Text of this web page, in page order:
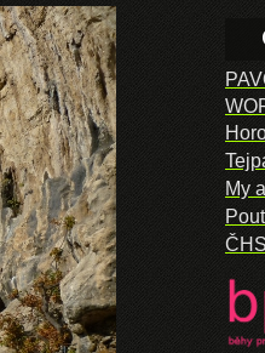
My
ČHS